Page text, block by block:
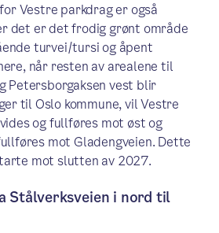
Vestre parkdrag er også
det er det frodig grønt område
turvei/tursi og åpent
når resten av arealene til
Petersborgaksen vest blir
til Oslo kommune, vil Vestre
og fullføres mot øst og
mot Gladengveien. Dette
mot slutten av 2027.
Stålverksveien i nord til